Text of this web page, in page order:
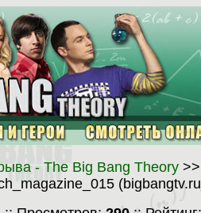
- The Big Bang Theory